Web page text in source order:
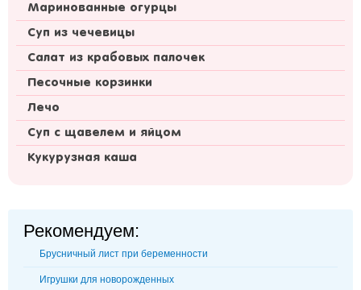
Маринованные огурцы
Суп из чечевицы
Салат из крабовых палочек
Песочные корзинки
Лечо
Суп с щавелем и яйцом
Кукурузная каша
Рекомендуем:
Брусничный лист при беременности
Игрушки для новорожденных